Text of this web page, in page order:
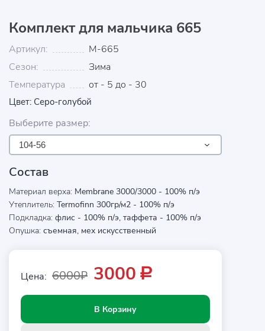
Комплект для мальчика 665
Артикул:
М-665
Сезон:
Зима
Температура
от - 5 до - 30
Цвет: Серо-голубой
Выберите размер:
104-56
Состав
Материал верха: Membrane 3000/3000 - 100% п/э
Утеплитель: Termofinn 300гр/м2 - 100% п/э
Подкладка: флис - 100% п/э, таффета - 100% п/э
Опушка: съемная, мех искусственный
Цена: 6000₽ 3000 Р
В Корзину